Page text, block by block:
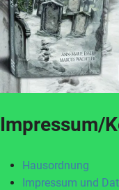
Impressum/
Hausordnung
Impressum und